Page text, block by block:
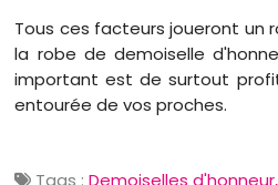
Tous ces facteurs joueront un
la robe de demoiselle
important est de surtout
entourée de vos proches.
Tags :Demoiselles d'honneur